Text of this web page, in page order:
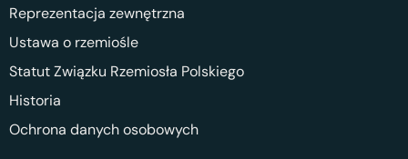
Reprezentacja zewnętrzna
Ustawa o rzemiośle
Statut Związku Rzemiosła Polskiego
Historia
Ochrona danych osobowych